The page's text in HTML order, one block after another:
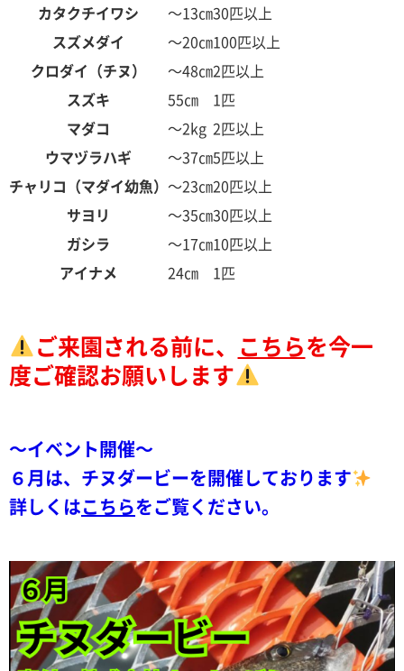
カタクチイワシ
～13㎝30匹以上
スズメダイ
～20㎝100匹以上
クロダイ（チヌ）
～48㎝2匹以上
スズキ
55㎝
1匹
マダコ
～2kg 2匹以上
ウマヅラハギ
～37㎝5匹以上
チャリコ（マダイ幼魚） ～23㎝20匹以上
サヨリ
～35㎝30匹以上
ガシラ
～17㎝10匹以上
アイナメ
24㎝ 1匹
ご来園される前に、 こちらを今一
度ご確認お願いします
～イベント開催～
６月は、チヌダービーを開催しております
詳しくはこちらをご覧ください。